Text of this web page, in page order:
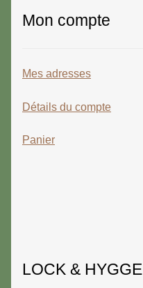
Mon compte
Mes adresses
Détails du compte
Panier
LOCK & HYGGE